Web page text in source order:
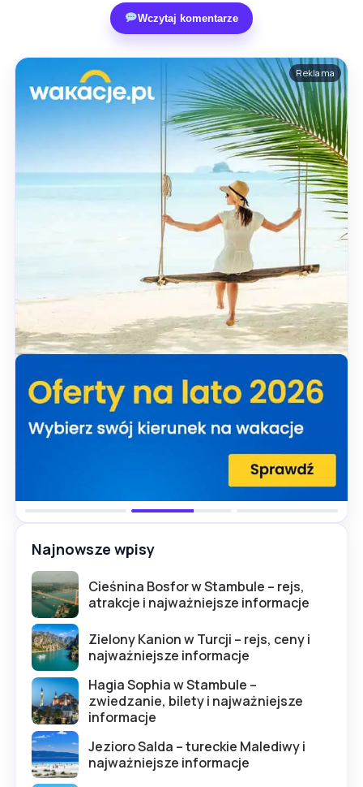
Wczytaj komentarze
Reklama
Najnowsze wpisy
Cieśnina Bosfor w Stambule – rejs,
atrakcje i najważniejsze informacje
Zielony Kanion w Turcji – rejs, ceny i
najważniejsze informacje
Hagia Sophia w Stambule –
zwiedzanie, bilety i najważniejsze
informacje
Jezioro Salda – tureckie Malediwy i
najważniejsze informacje